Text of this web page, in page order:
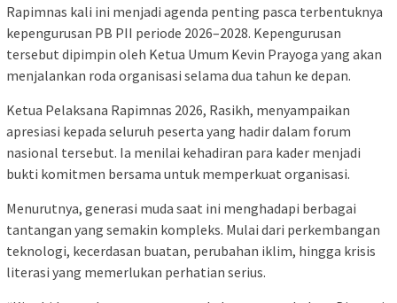
Rapimnas kali ini menjadi agenda penting pasca terbentuknya
kepengurusan PB PII periode 2026–2028. Kepengurusan
tersebut dipimpin oleh Ketua Umum Kevin Prayoga yang akan
menjalankan roda organisasi selama dua tahun ke depan.
Ketua Pelaksana Rapimnas 2026, Rasikh, menyampaikan
apresiasi kepada seluruh peserta yang hadir dalam forum
nasional tersebut. Ia menilai kehadiran para kader menjadi
bukti komitmen bersama untuk memperkuat organisasi.
Menurutnya, generasi muda saat ini menghadapi berbagai
tantangan yang semakin kompleks. Mulai dari perkembangan
teknologi, kecerdasan buatan, perubahan iklim, hingga krisis
literasi yang memerlukan perhatian serius.